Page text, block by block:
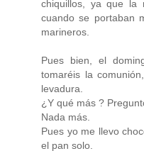
chiquillos, ya que la
cuando se portaban
marineros.
Pues bien, el
tomaréis la
levadura.
¿Y qué más ?
Nada más.
Pues yo me llevo
el pan solo.